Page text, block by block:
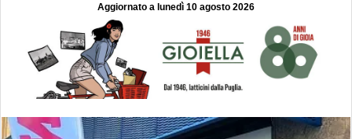
Aggiornato a lunedì 10 agosto 2026